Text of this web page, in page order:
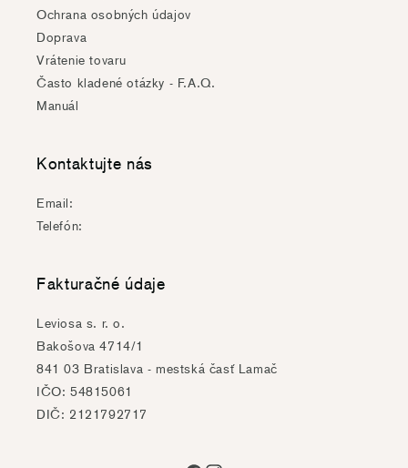
Ochrana osobných údajov
Doprava
Vrátenie tovaru
Často kladené otázky - F.A.Q.
Manuál
Kontaktujte nás
Email:
Telefón:
Fakturačné údaje
Leviosa s. r. o.
Bakošova 4714/1
841 03 Bratislava - mestská časť Lamač
IČO: 54815061
DIČ: 2121792717